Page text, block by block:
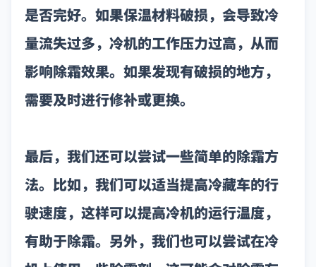
是否完好。如果保温材料破损，会导致冷
量流失过多，冷机的工作压力过高，从而
影响除霜效果。如果发现有破损的地方，
需要及时进行修补或更换。
最后，我们还可以尝试一些简单的除霜方
法。比如，我们可以适当提高冷藏车的行
驶速度，这样可以提高冷机的运行温度，
有助于除霜。另外，我们也可以尝试在冷